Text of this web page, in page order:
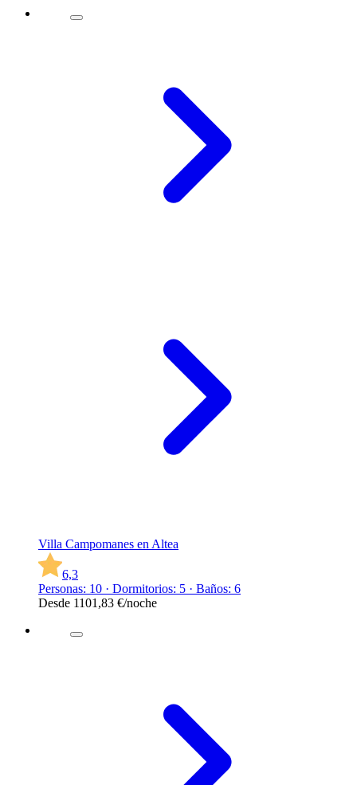
Villa Campomanes en Altea
6,3
Personas: 10 · Dormitorios: 5 · Baños: 6
Desde 1101,83 €/noche